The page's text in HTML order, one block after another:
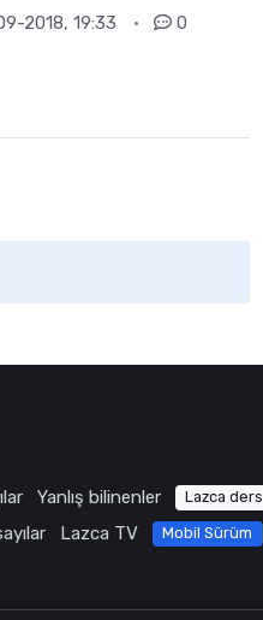
2018, 19:33 0
Yanlış bilinenler Lazca ders
Lazca TV Mobil Sürüm